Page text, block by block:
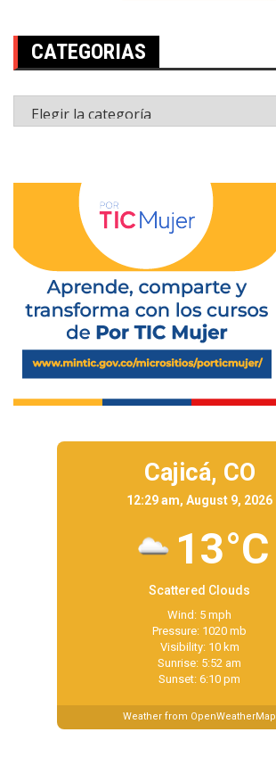
CATEGORIAS
Cajicá, CO
12:29 am, August 9, 2026
13°C
Scattered Clouds
Wind: 5 mph
Pressure: 1020 mb
Visibility: 10 km
Sunrise: 5:52 am
Sunset: 6:10 pm
Weather from OpenWeatherMap